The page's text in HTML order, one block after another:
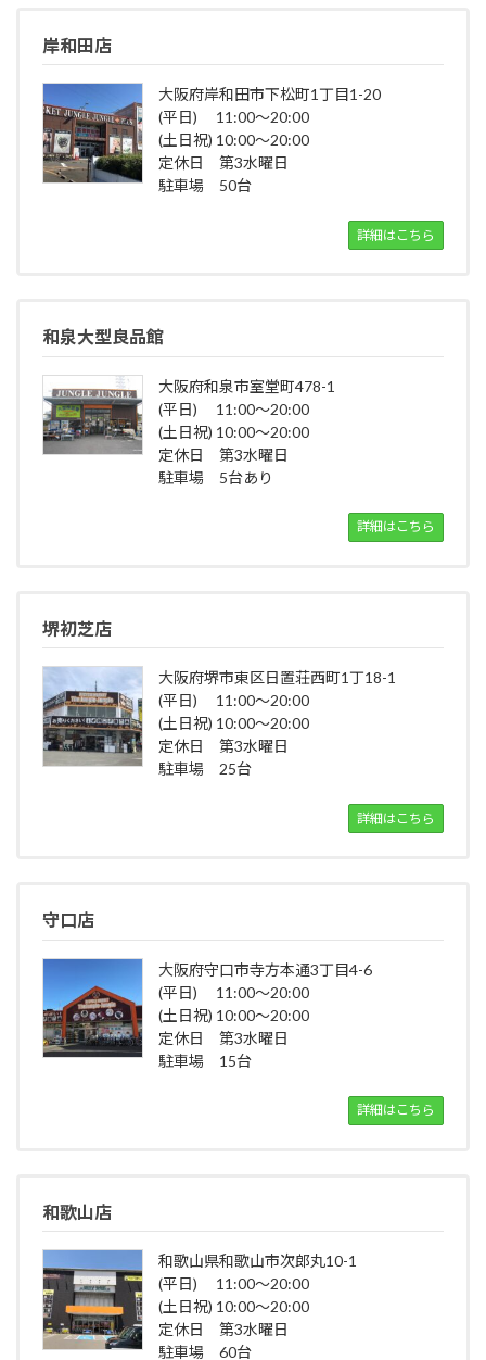
岸和田店
大阪府岸和田市下松町1丁目1-20
(平日) 11:00～20:00
(土日祝) 10:00～20:00
定休日 第3水曜日
駐車場 50台
詳細はこちら
和泉大型良品館
大阪府和泉市室堂町478-1
(平日) 11:00～20:00
(土日祝) 10:00～20:00
定休日 第3水曜日
駐車場 5台あり
詳細はこちら
堺初芝店
大阪府堺市東区日置荘西町1丁18-1
(平日) 11:00～20:00
(土日祝) 10:00～20:00
定休日 第3水曜日
駐車場 25台
詳細はこちら
守口店
大阪府守口市寺方本通3丁目4-6
(平日) 11:00～20:00
(土日祝) 10:00～20:00
定休日 第3水曜日
駐車場 15台
詳細はこちら
和歌山店
和歌山県和歌山市次郎丸10-1
(平日) 11:00～20:00
(土日祝) 10:00～20:00
定休日 第3水曜日
駐車場 60台